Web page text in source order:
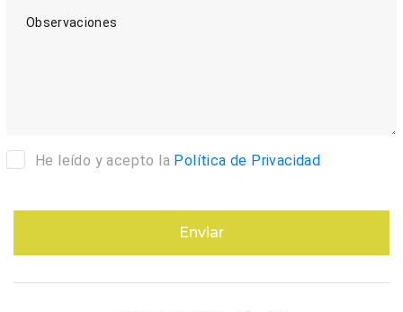
Observaciones
He leído y acepto la Política de Privacidad
Enviar